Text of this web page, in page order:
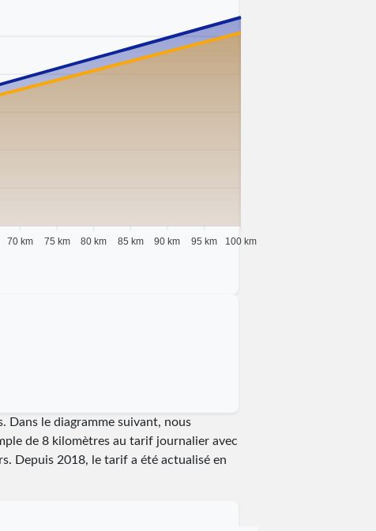
70 km 75 km 80 km 85 km 90 km 95 km 100 km
Dans le diagramme suivant, nous
de 8 kilomètres au tarif journalier avec
Depuis 2018, le tarif a été actualisé en